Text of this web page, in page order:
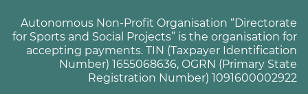
Autonomous Non-Profit Organisation “Directorate
for Sports and Social Projects” is the organisation for
accepting payments. TIN (Taxpayer Identification
Number) 1655068636, OGRN (Primary State
Registration Number) 1091600002922